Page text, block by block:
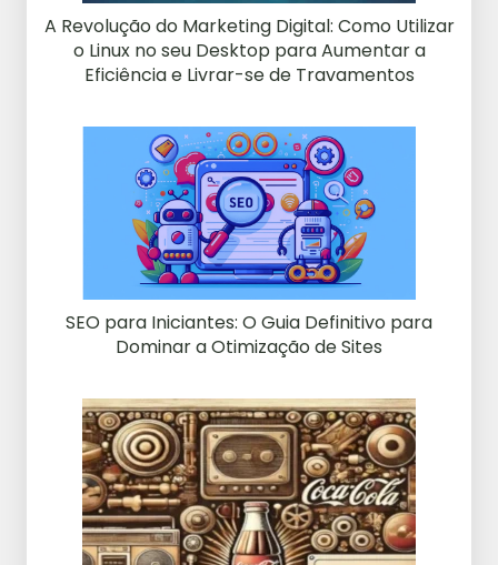
A Revolução do Marketing Digital: Como Utilizar
o Linux no seu Desktop para Aumentar a
Eficiência e Livrar-se de Travamentos
SEO para Iniciantes: O Guia Definitivo para
Dominar a Otimização de Sites